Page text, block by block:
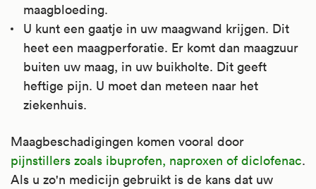
maagbloeding.
U kunt een gaatje in uw maagwand krijgen. Dit
heet een maagperforatie. Er komt dan maagzuur
buiten uw maag, in uw buikholte. Dit geeft
heftige pijn. U moet dan meteen naar het
ziekenhuis.
Maagbeschadigingen komen vooral door
pijnstillers zoals ibuprofen, naproxen of diclofenac.
Als u zo'n medicijn gebruikt is de kans dat uw